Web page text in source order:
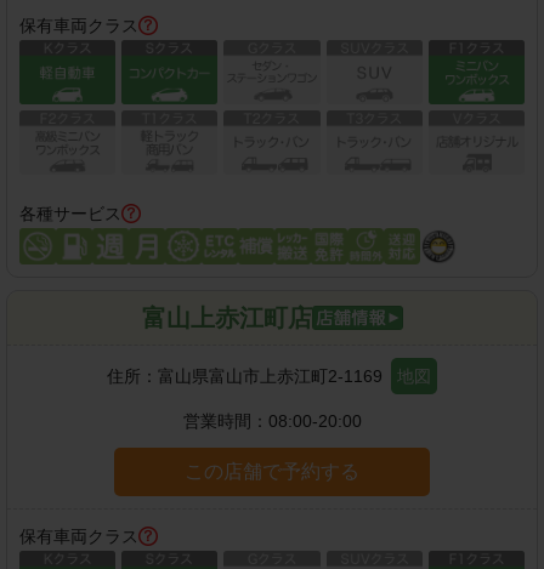
保有車両クラス
各種サービス
富山上赤江町店
住所： 富山県富山市上赤江町2-1169 地図
営業時間： 08:00-20:00
この店舗で予約する
保有車両クラス